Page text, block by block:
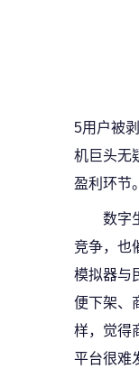
5用户被
机巨头无
盈利环节。
数字
竞争，也
模拟器与
便下架、
样，觉得
平台很难